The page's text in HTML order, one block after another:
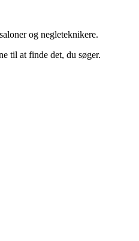
og negleteknikere.
til at finde det, du søger.